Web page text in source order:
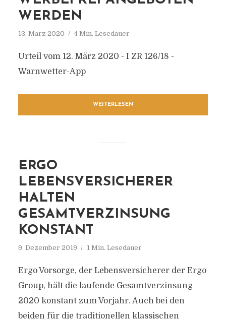
WERDEN
13. März 2020 4 Min. Lesedauer
Urteil vom 12. März 2020 - I ZR 126/18 -
Warnwetter-App
WEITERLESEN
ERGO
LEBENSVERSICHERER
HALTEN
GESAMTVERZINSUNG
KONSTANT
9. Dezember 2019 1 Min. Lesedauer
Ergo Vorsorge, der Lebensversicherer der Ergo
Group, hält die laufende Gesamtverzinsung
2020 konstant zum Vorjahr. Auch bei den
beiden für die traditionellen klassischen